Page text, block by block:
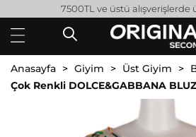
7500TL ve üstü alışverişlerde
Anasayfa Giyim Üst Giyim
Çok Renkli DOLCE&GABBANA BLUZ